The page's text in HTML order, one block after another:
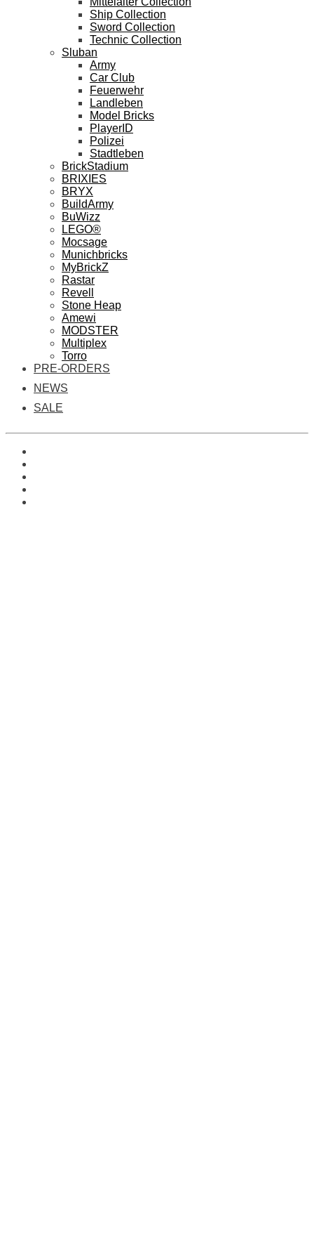
Ship Collection
Sword Collection
Technic Collection
Sluban
Army
Car Club
Feuerwehr
Landleben
Model Bricks
PlayerID
Polizei
Stadtleben
BrickStadium
BRIXIES
BRYX
BuildArmy
BuWizz
LEGO®
Mocsage
Munichbricks
MyBrickZ
Rastar
Revell
Stone Heap
Amewi
MODSTER
Multiplex
Torro
PRE-ORDERS
NEWS
SALE